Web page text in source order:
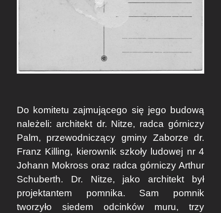
Do komitetu zajmującego się jego budową
należeli: architekt dr. Nitze, radca górniczy
Palm, przewodniczący gminy Zaborze dr.
Franz Killing, kierownik szkoły ludowej nr 4
Johann Mokross oraz radca górniczy Arthur
Schuberth. Dr. Nitze, jako architekt był
projektantem pomnika. Sam pomnik
tworzyło siedem odcinków muru, trzy